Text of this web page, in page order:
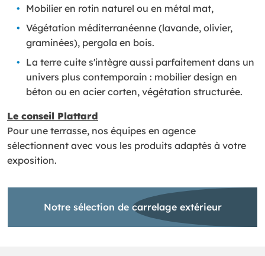
Mobilier en rotin naturel ou en métal mat,
Végétation méditerranéenne (lavande, olivier,
graminées), pergola en bois.
La terre cuite s'intègre aussi parfaitement dans un
univers plus contemporain : mobilier design en
béton ou en acier corten, végétation structurée.
Le conseil Plattard
Pour une terrasse, nos équipes en agence
sélectionnent avec vous les produits adaptés à votre
exposition.
Notre sélection de carrelage extérieur